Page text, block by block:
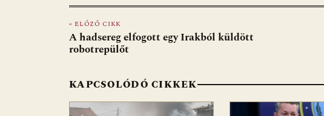
e
b
o
k
er at
s
p
p
d
di
ai
l
t za
m
« ELŐZŐ CIKK
A hadsereg elfogott egy Irakból küldött
robotrepülőt
KAPCSOLÓDÓ CIKKEK